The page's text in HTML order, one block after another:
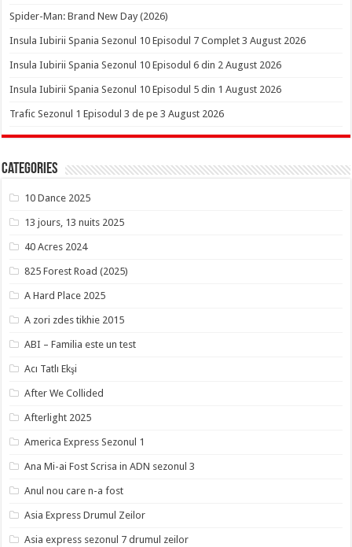
Spider-Man: Brand New Day (2026)
Insula Iubirii Spania Sezonul 10 Episodul 7 Complet 3 August 2026
Insula Iubirii Spania Sezonul 10 Episodul 6 din 2 August 2026
Insula Iubirii Spania Sezonul 10 Episodul 5 din 1 August 2026
Trafic Sezonul 1 Episodul 3 de pe 3 August 2026
Categories
10 Dance 2025
13 jours, 13 nuits 2025
40 Acres 2024
825 Forest Road (2025)
A Hard Place 2025
A zori zdes tikhie 2015
ABI – Familia este un test
Acı Tatlı Ekşi
After We Collided
Afterlight 2025
America Express Sezonul 1
Ana Mi-ai Fost Scrisa in ADN sezonul 3
Anul nou care n-a fost
Asia Express Drumul Zeilor
Asia express sezonul 7 drumul zeilor